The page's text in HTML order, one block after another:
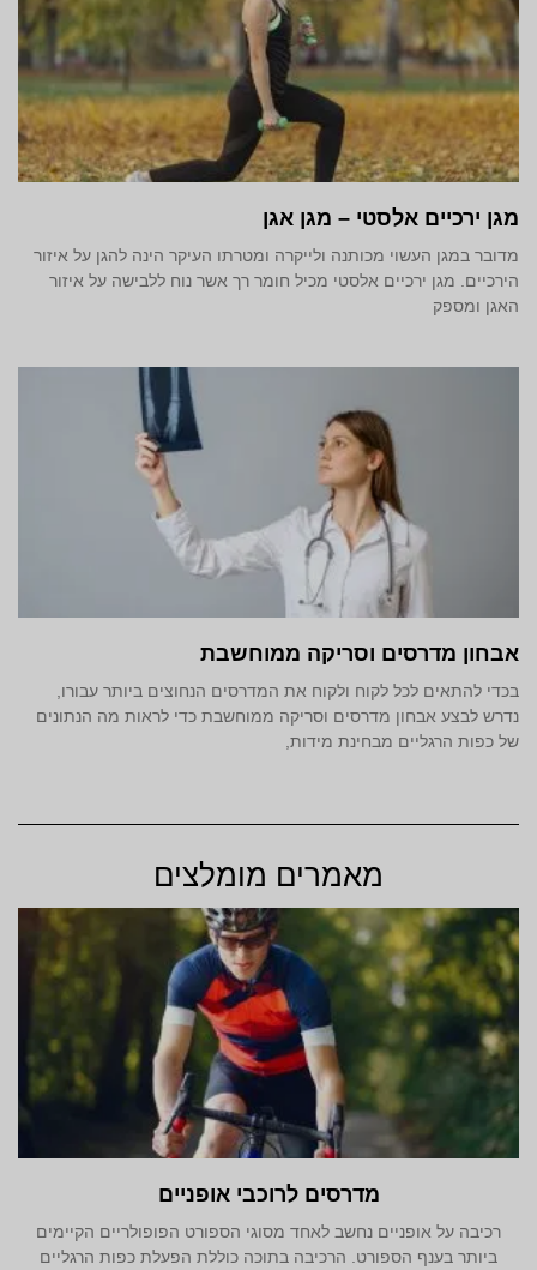
מגן ירכיים אלסטי – מגן אגן
מדובר במגן העשוי מכותנה ולייקרה ומטרתו העיקר הינה להגן על איזור
הירכיים. מגן ירכיים אלסטי מכיל חומר רך אשר נוח ללבישה על איזור
האגן ומספק
אבחון מדרסים וסריקה ממוחשבת
בכדי להתאים לכל לקוח ולקוח את המדרסים הנחוצים ביותר עבורו,
נדרש לבצע אבחון מדרסים וסריקה ממוחשבת כדי לראות מה הנתונים
של כפות הרגליים מבחינת מידות,
מאמרים מומלצים
מדרסים לרוכבי אופניים
רכיבה על אופניים נחשב לאחד מסוגי הספורט הפופולריים הקיימים
ביותר בענף הספורט. הרכיבה בתוכה כוללת הפעלת כפות הרגליים